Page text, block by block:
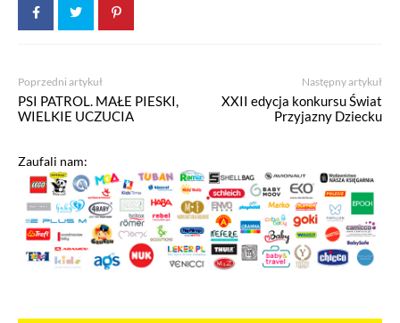
Poprzedni artykuł
PSI PATROL. MAŁE PIESKI,
WIELKIE UCZUCIA
Następny artykuł
XXII edycja konkursu Świat
Przyjazny Dziecku
Zaufali nam: